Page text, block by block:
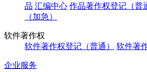
品 汇编中心 作品著作权登记（普
（加急）
软件著作权
软件著作权登记（普通）
软件著
企业服务